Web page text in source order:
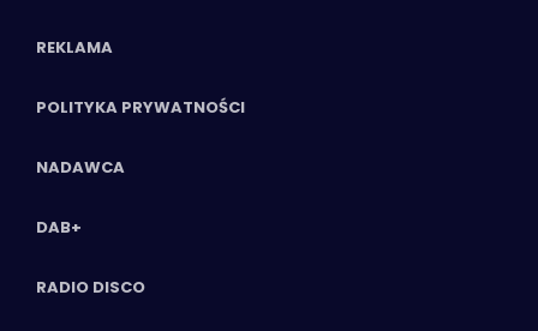
REKLAMA
POLITYKA PRYWATNOŚCI
NADAWCA
DAB+
RADIO DISCO